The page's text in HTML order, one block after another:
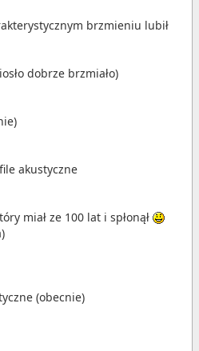
brzmieniu lubił
dobrze brzmiało)
akustyczne
miał ze 100 lat i spłonął
(obecnie)